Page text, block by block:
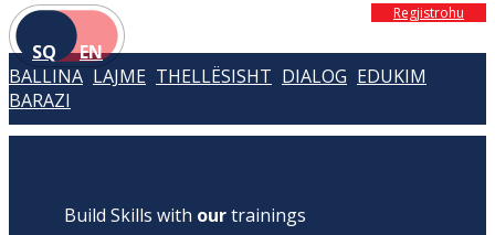
SQ EN
Regjistrohu
BALLINA LAJME THELLËSISHT DIALOG EDUKIM
BARAZI
Build Skills with ourtrainings